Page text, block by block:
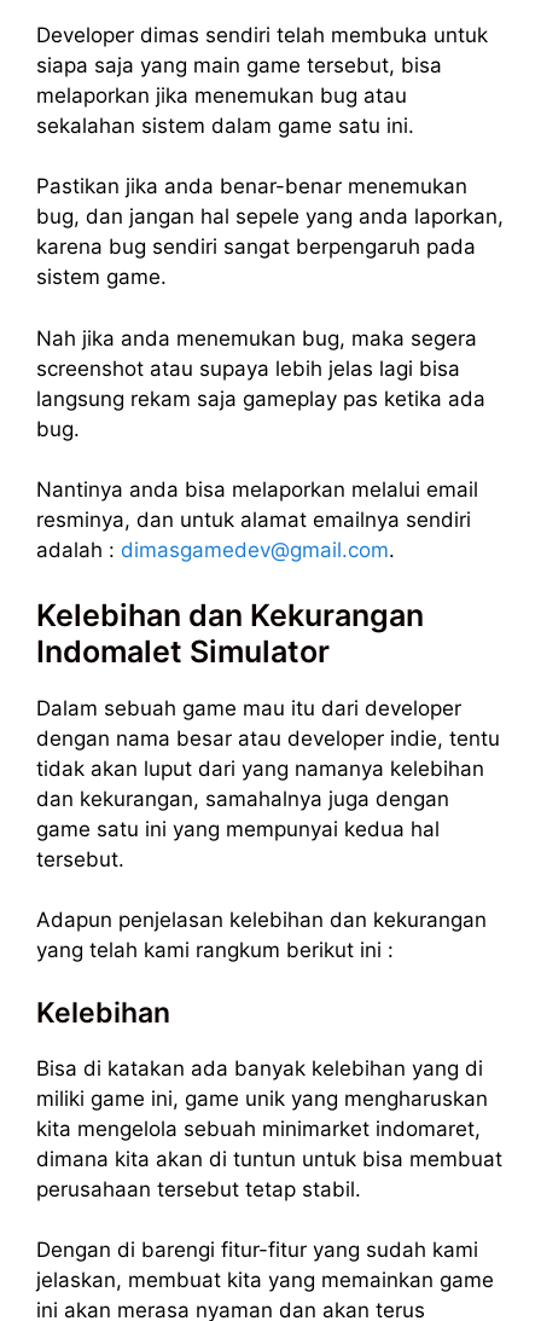
Developer dimas sendiri telah membuka untuk
siapa saja yang main game tersebut, bisa
melaporkan jika menemukan bug atau
sekalahan sistem dalam game satu ini.
Pastikan jika anda benar-benar menemukan
bug, dan jangan hal sepele yang anda laporkan,
karena bug sendiri sangat berpengaruh pada
sistem game.
Nah jika anda menemukan bug, maka segera
screenshot atau supaya lebih jelas lagi bisa
langsung rekam saja gameplay pas ketika ada
bug.
Nantinya anda bisa melaporkan melalui email
resminya, dan untuk alamat emailnya sendiri
adalah : dimasgamedev@gmail.com.
Kelebihan dan Kekurangan
Indomalet Simulator
Dalam sebuah game mau itu dari developer
dengan nama besar atau developer indie, tentu
tidak akan luput dari yang namanya kelebihan
dan kekurangan, samahalnya juga dengan
game satu ini yang mempunyai kedua hal
tersebut.
Adapun penjelasan kelebihan dan kekurangan
yang telah kami rangkum berikut ini :
Kelebihan
Bisa di katakan ada banyak kelebihan yang di
miliki game ini, game unik yang mengharuskan
kita mengelola sebuah minimarket indomaret,
dimana kita akan di tuntun untuk bisa membuat
perusahaan tersebut tetap stabil.
Dengan di barengi fitur-fitur yang sudah kami
jelaskan, membuat kita yang memainkan game
ini akan merasa nyaman dan akan terus